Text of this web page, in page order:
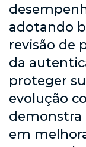
adotando
revisão de
da
proteger
evolução
demonstra
em